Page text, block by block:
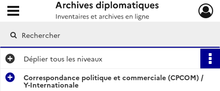
Archives diplomatiques
Ouvrir le menu déroulant
Déplier tous les niveaux
Correspondance politique et commerciale (CPCOM) /
Y-Internationale